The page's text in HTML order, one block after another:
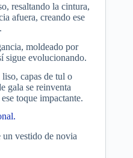
resaltando la cintura,
afuera, creando ese
moldeado por
sigue evolucionando.
liso, capas de tul o
gala se reinventa
toque impactante.
un vestido de novia